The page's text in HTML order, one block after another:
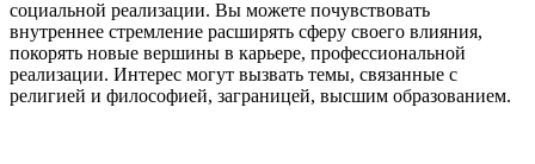
социальной реализации. Вы можете почувствовать
внутреннее стремление расширять сферу своего влияния,
покорять новые вершины в карьере, профессиональной
реализации. Интерес могут вызвать темы, связанные с
религией и философией, заграницей, высшим образованием.